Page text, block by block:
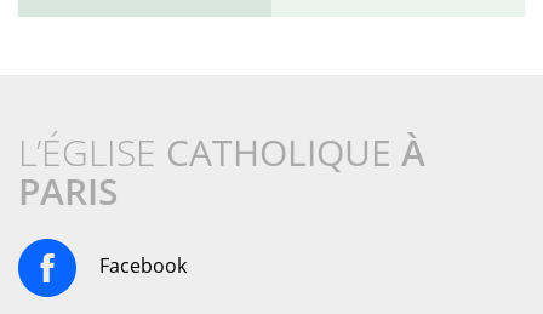
L’ÉGLISE CATHOLIQUE À
PARIS
Facebook